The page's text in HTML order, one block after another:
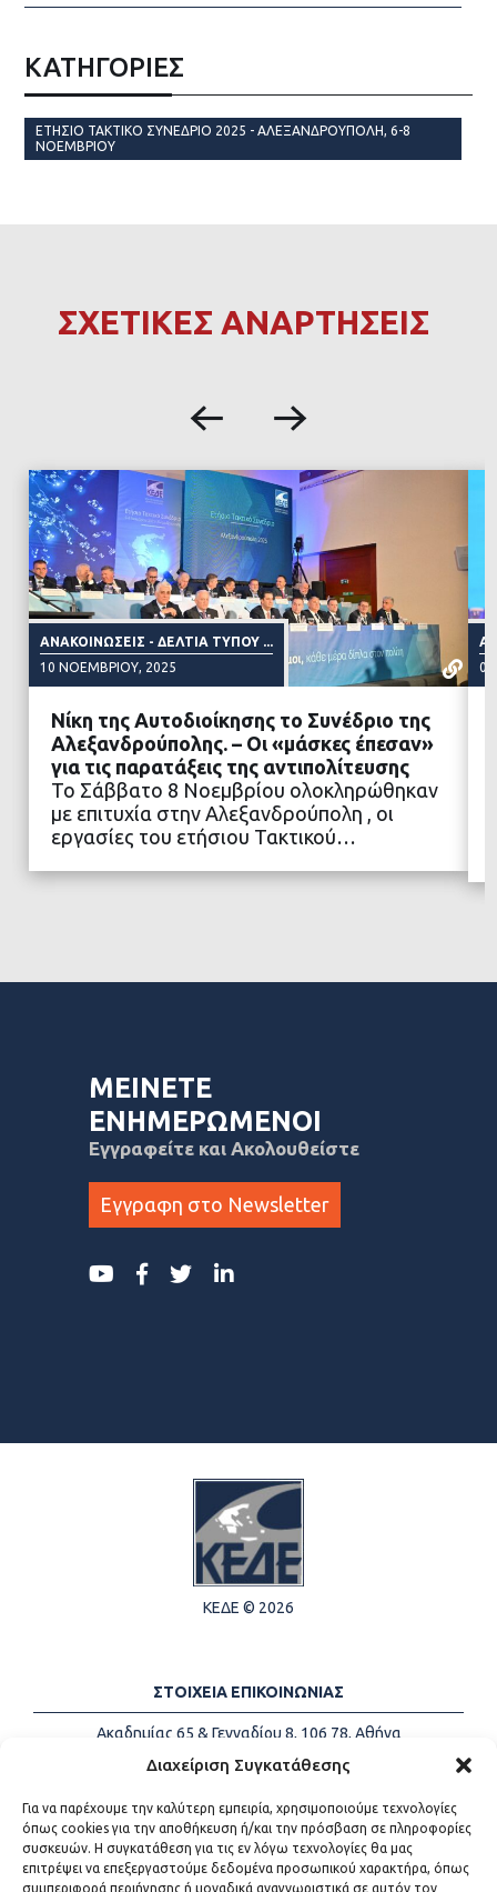
Διαχείριση Συγκατάθεσης
Για να παρέχουμε την καλύτερη εμπειρία, χρησιμοποιούμε τεχνολογίες
όπως cookies για την αποθήκευση ή/και την πρόσβαση σε πληροφορίες
συσκευών. Η συγκατάθεση για τις εν λόγω τεχνολογίες θα μας
επιτρέψει να επεξεργαστούμε δεδομένα προσωπικού χαρακτήρα, όπως
συμπεριφορά περιήγησης ή μοναδικά αναγνωριστικά σε αυτόν τον
ΚΑΤΗΓΟΡΙΕΣ
ΕΤΉΣΙΟ ΤΑΚΤΙΚΌ ΣΥΝΈΔΡΙΟ 2025 - ΑΛΕΞΑΝΔΡΟΎΠΟΛΗ, 6-8
ΝΟΕΜΒΡΊΟΥ
ΣΧΕΤΙΚΕΣ ΑΝΑΡΤΗΣΕΙΣ
ΑΝΑΚΟΙΝΏΣΕΙΣ - ΔΕΛΤΊΑ ΤΎΠΟΥ ...
10 ΝΟΕΜΒΡΊΟΥ, 2025
ΔΙΑΒΑΣΤΕ ΠΕΡΙΣΣΟΤΕΡΑ
Νίκη της Αυτοδιοίκησης το Συνέδριο της
Αλεξανδρούπολης. – Οι «μάσκες έπεσαν»
για τις παρατάξεις της αντιπολίτευσης
Το Σάββατο 8 Νοεμβρίου ολοκληρώθηκαν
με επιτυχία στην Αλεξανδρούπολη , οι
εργασίες του ετήσιου Τακτικού…
ΜΕΙΝΕΤΕ
ΕΝΗΜΕΡΩΜΕΝΟΙ
Εγγραφείτε και Ακολουθείστε
Εγγραφη στο Newsletter
ΚΕΔΕ © 2026
ΣΤΟΙΧΕΙΑ ΕΠΙΚΟΙΝΩΝΙΑΣ
Ακαδημίας 65 & Γενναδίου 8, 106 78, Αθήνα
Τηλέφωνα:
+30 213-2147500
Email:
info@kede.gr
ΧΡΗΣΙΜΟΙ ΣΥΝΔΕΣΜΟΙ